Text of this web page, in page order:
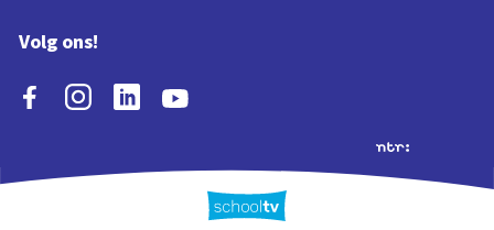
Volg ons!